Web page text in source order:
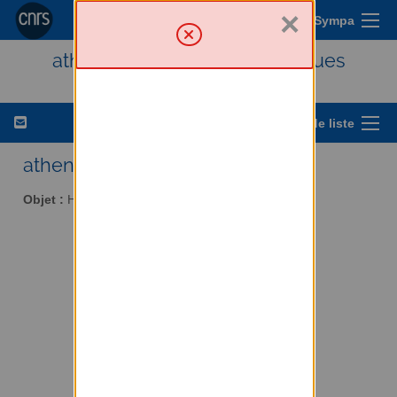
Menu Sympa
athena - Histoire des techniques
Options de liste
athena AT services.cnrs.fr
Objet : Histoire des techniques
×